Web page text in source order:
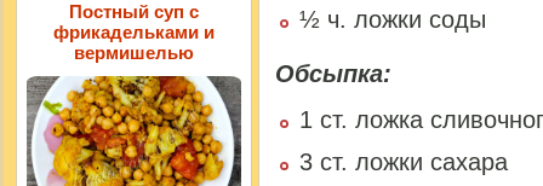
½ ч. ложки соды
Обсыпка:
1 ст. ложка
3 ст. ложки сахара
Постный суп с
фрикадельками и
вермишелью